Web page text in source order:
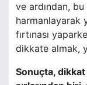
ve ardından,
harmanlayarak
fırtınası
dikkate almak,
Sonuçta,